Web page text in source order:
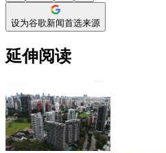
设为谷歌新闻首选来源
延伸阅读